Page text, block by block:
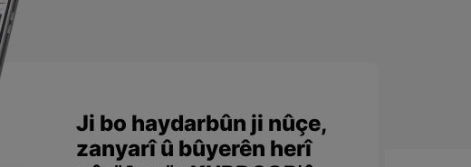
Ji bo haydarbûn ji nûçe,
zanyarî û bûyerên herî